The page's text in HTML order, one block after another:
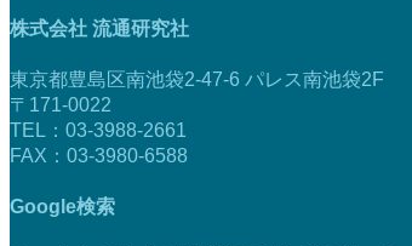
株式会社 流通研究社
東京都豊島区南池袋2-47-6 パレス南池袋2F
〒171-0022
TEL：03-3988-2661
FAX：03-3980-6588
Google検索